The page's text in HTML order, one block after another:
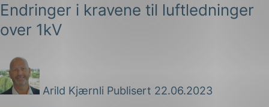
Endringer i kravene til luftledninger
over 1kV
Arild Kjærnli Publisert 22.06.2023